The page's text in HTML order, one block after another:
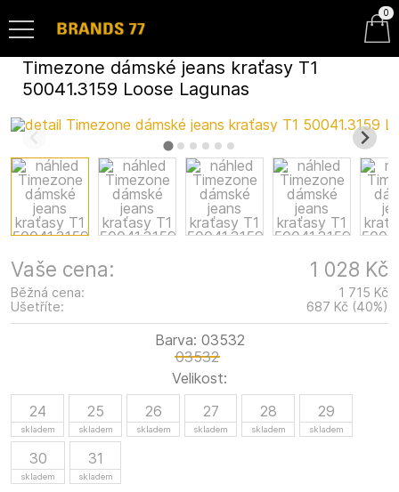
Timezone dámské jeans kraťasy T1
50041.3159 Loose Lagunas
Vaše cena: 1 028 Kč
Běžná cena:
1 715 Kč
Ušetříte:
687 Kč (40%)
Barva: 03532
03532
Velikost:
24
skladem
25
skladem
26
skladem
27
skladem
28
skladem
29
skladem
30
skladem
31
skladem
0